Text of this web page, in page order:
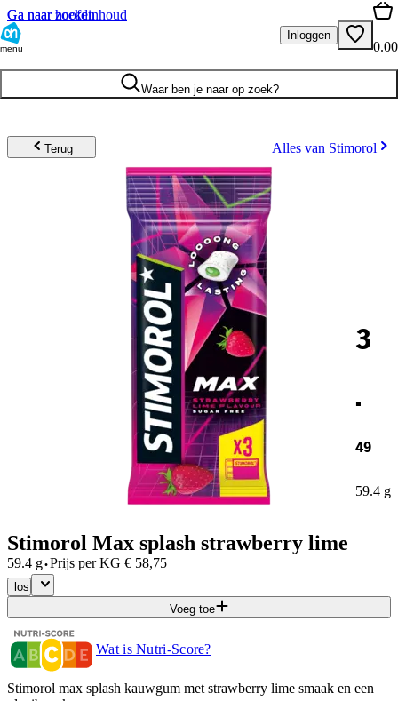
Ga naar hoofdinhoud
Ga naar zoeken
menu
Inloggen
0.00
Waar ben je naar op zoek?
Terug Alles van Stimorol
3
.
49
59.4 g
Stimorol Max splash strawberry lime
59.4 g·Prijs per KG € 58,75
los
Voeg toe
Wat is Nutri-Score?
Stimorol max splash kauwgum met strawberry lime smaak en een